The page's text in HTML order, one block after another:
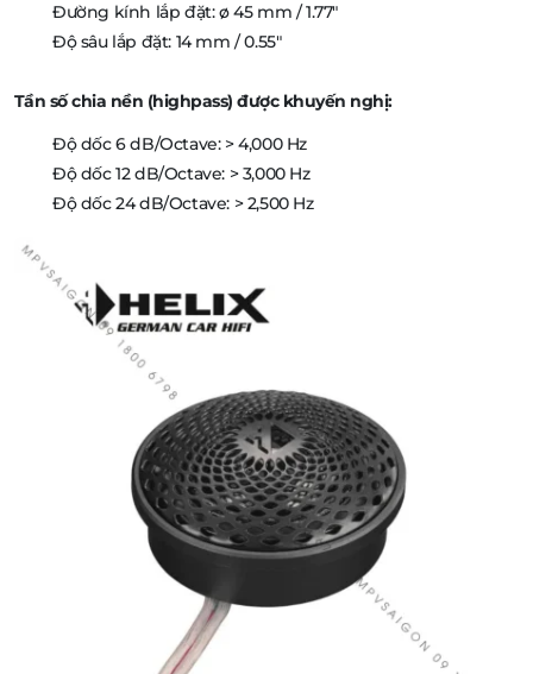
Đường kính lắp đặt: ø 45 mm / 1.77″
Độ sâu lắp đặt: 14 mm / 0.55″
Tần số chia nền (highpass) được khuyến nghị:
Độ dốc 6 dB/Octave: > 4,000 Hz
Độ dốc 12 dB/Octave: > 3,000 Hz
Độ dốc 24 dB/Octave: > 2,500 Hz